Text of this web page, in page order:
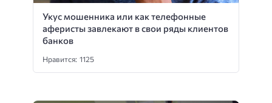
Укус мошенника или как телефонные
аферисты завлекают в свои ряды клиентов
банков
Нравится: 1125